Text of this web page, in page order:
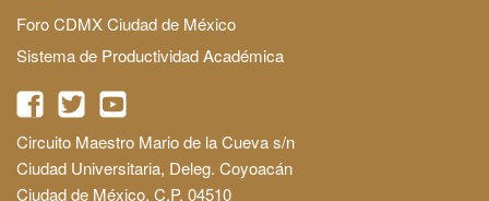
Foro CDMX Ciudad de México
Sistema de Productividad Académica
Circuito Maestro Mario de la Cueva s/n
Ciudad Universitaria, Deleg. Coyoacán
Ciudad de México, C.P. 04510